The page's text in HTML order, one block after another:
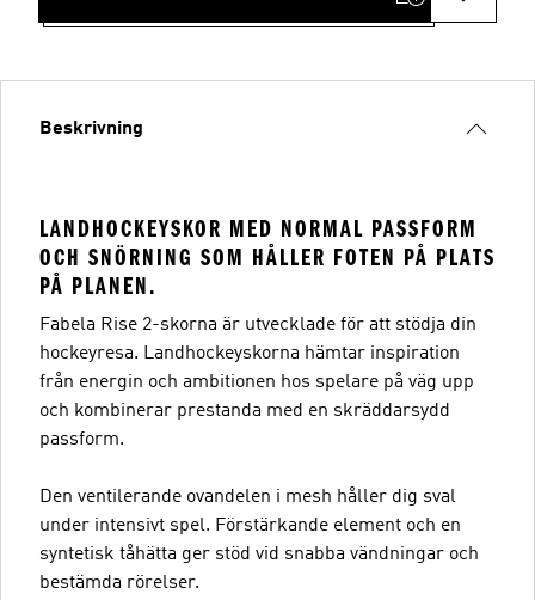
Beskrivning
LANDHOCKEYSKOR MED NORMAL PASSFORM
OCH SNÖRNING SOM HÅLLER FOTEN PÅ PLATS
PÅ PLANEN.
Fabela Rise 2-skorna är utvecklade för att stödja din
hockeyresa. Landhockeyskorna hämtar inspiration
från energin och ambitionen hos spelare på väg upp
och kombinerar prestanda med en skräddarsydd
passform.
Den ventilerande ovandelen i mesh håller dig sval
under intensivt spel. Förstärkande element och en
syntetisk tåhätta ger stöd vid snabba vändningar och
bestämda rörelser.